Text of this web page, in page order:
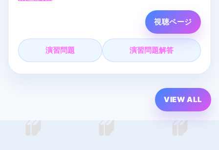
自宅から参加できるオンライン塾です。
詳細・お申し込みはこちら
- まなVっと！： https://mana-vit.com/open2026
LIVE配信なら質問はコメント欄へ！配信中になるべく
#大学受験数学 #まなVっと #夏期講習
#共通テ
視聴ページ
演習問題 演習問題解答
VIEW ALL